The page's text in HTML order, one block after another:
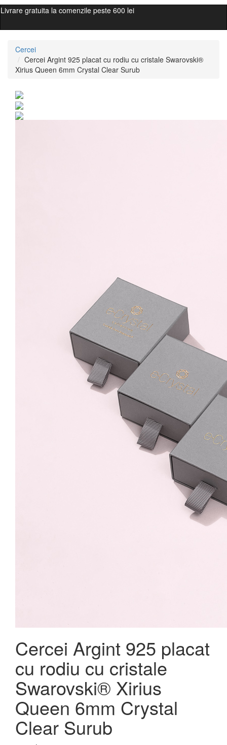
Livrare gratuita la comenzile peste 600 lei
Cercei
Cercei Argint 925 placat cu rodiu cu cristale Swarovski®
Xirius Queen 6mm Crystal Clear Surub
Swarovski® Xirius
Queen 6mm Crystal
Clear Surub
Cercei Argint 925 placat
cu rodiu cu cristale
Swarovski® Xirius
Queen 6mm Crystal
Clear Surub